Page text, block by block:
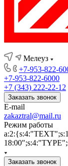
Мелеуз
+7-953-822-
+7-953-822-6000
+7 (343) 222-22-12
Заказать звонок
E-mail
zakaztral@mail.ru
Режим работы
Заказать звонок